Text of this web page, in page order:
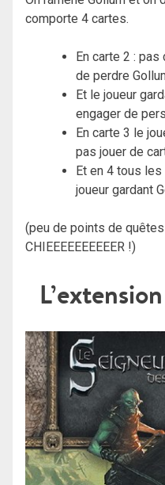
comporte 4 cartes.
En carte 2 :
de perdre
Et le joueur
engager de
En carte 3 le
pas jouer de
Et en 4 tous
joueur gardant
(peu de points de
CHIEEEEEEEEEER !)